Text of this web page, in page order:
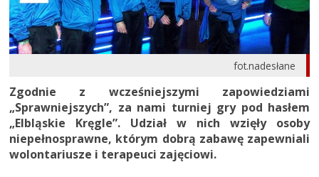
fot.nadesłane
Zgodnie z wcześniejszymi zapowiedziami
„Sprawniejszych”, za nami turniej gry pod hasłem
„Elbląskie Kręgle”. Udział w nich wzięły osoby
niepełnosprawne, którym dobrą zabawę zapewniali
wolontariusze i terapeuci zajęciowi.